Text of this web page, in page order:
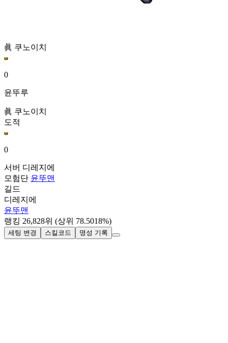
眞 쿠노이치
0
윤뚜루
眞 쿠노이치
도적
0
서버 디레지에
모험단 윤뚜맨
길드
디레지에
윤뚜맨
랭킹 26,828위 (상위 78.5018%)
세팅 변경 스킬코드 명성 기록